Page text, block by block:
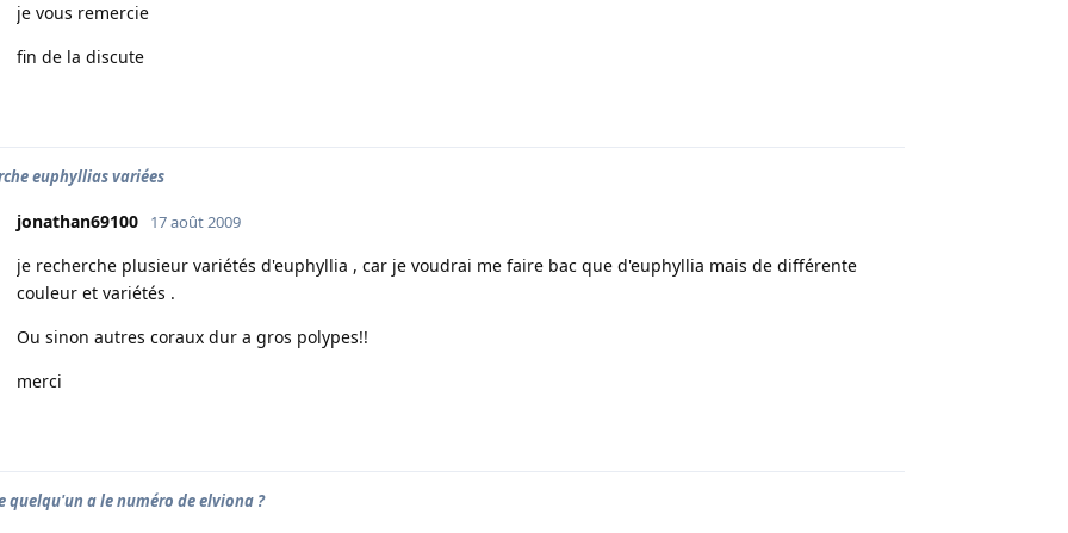
je vous remercie
fin de la discute
euphyllias variées
jonathan69100 17 août 2009
je recherche plusieur variétés d'euphyllia , car je voudrai me faire bac que d'euphyllia mais de différente
couleur et variétés .
Ou sinon autres coraux dur a gros polypes!!
merci
quelqu'un a le numéro de elviona ?